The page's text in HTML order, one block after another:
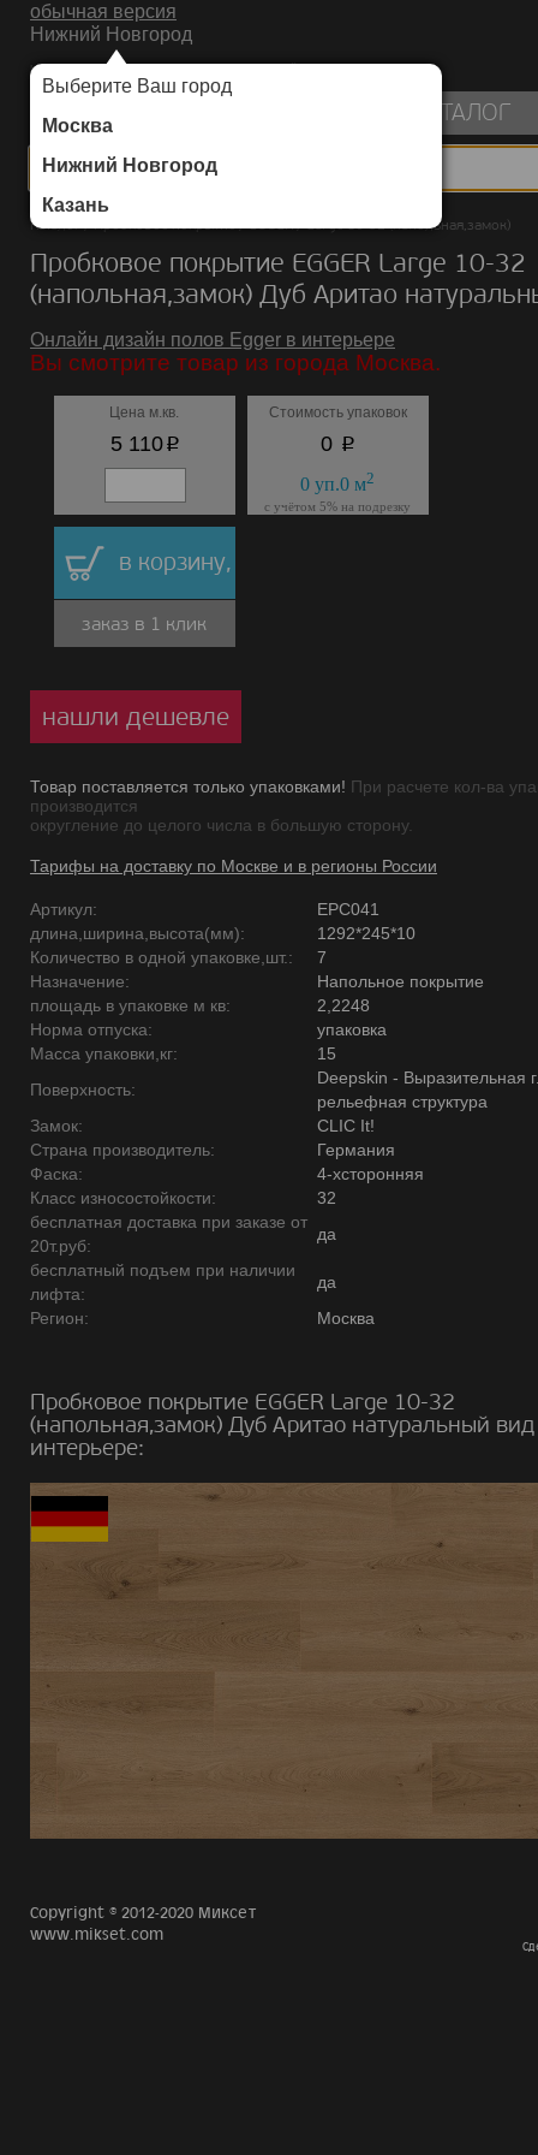
обычная версия
Нижний Новгород
Выберите Ваш город
Москва
Нижний Новгород
Казань
ИНТЕРНЕТ-МАГАЗИН НАПОЛЬНЫХ ПОКРЫТИЙ
КАТАЛОГ
Каталог/Пробковое покрытие/EGGER/Large 10-32 (напольная,замок)
Пробковое покрытие EGGER Large 10-32
(напольная,замок) Дуб Аритао
Онлайн дизайн полов Egger в интерьере
Вы смотрите товар из города Москва.
Цена м.кв.
5 110p
Стоимость упаковок
0 p
0 уп.0 м2
с учётом 5% на подрезку
в корзину,
заказ в 1 клик
нашли дешевле
Товар поставляется только упаковками! При расчете кол-ва
производится
округление до целого числа в большую сторону.
Тарифы на доставку по Москве и в регионы России
Артикул:
EPC041
длина,ширина,высота(мм):
1292*245*10
Количество в одной упаковке,шт.:
7
Назначение:
Напольное покрытие
площадь в упаковке м кв:
2,2248
Норма отпуска:
упаковка
Масса упаковки,кг:
15
Поверхность:
Deepskin - Выразительная
рельефная структура
Замок:
CLIC It!
Страна производитель:
Германия
Фаска:
4-хсторонняя
Класс износостойкости:
32
бесплатная доставка при заказе от
20т.руб:
да
бесплатный подъем при наличии
лифта:
да
Регион:
Москва
Пробковое покрытие EGGER Large 10-32
(напольная,замок) Дуб Аритао натуральный
интерьере:
Copyright © 2012-2020 Миксет
www.mikset.com